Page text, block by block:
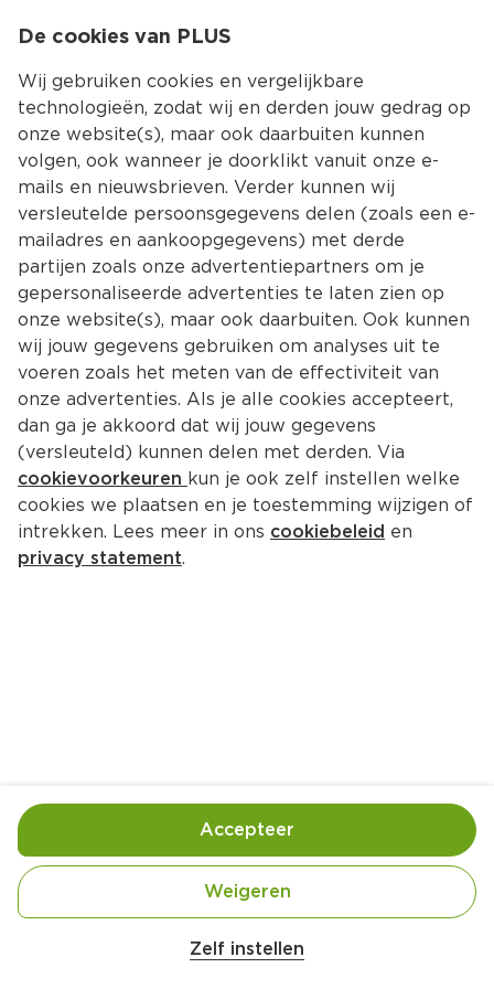
Kies jouw
Terug Producten
Nature Valley Protein chocolade
& cranberry repen
Handige informatie over dit product
Vegetarisch
De cookies van PLUS
Wij gebruiken cookies en vergelijkbare
technologieën, zodat wij en derden jouw gedrag op
onze website(s), maar ook daarbuiten kunnen
volgen, ook wanneer je doorklikt vanuit onze e-
mails en nieuwsbrieven. Verder kunnen wij
versleutelde persoonsgegevens delen (zoals een e-
mailadres en aankoopgegevens) met derde
partijen zoals onze advertentiepartners om je
gepersonaliseerde advertenties te laten zien op
onze website(s), maar ook daarbuiten. Ook kunnen
wij jouw gegevens gebruiken om analyses uit te
voeren zoals het meten van de effectiviteit van
onze advertenties. Als je alle cookies accepteert,
dan ga je akkoord dat wij jouw gegevens
(versleuteld) kunnen delen met derden. Via
cookievoorkeuren kun je ook zelf instellen welke
cookies we plaatsen en je toestemming wijzigen of
intrekken. Lees meer in ons cookiebeleid en
privacy statement.
Zelf instellen
Weigeren
Accepteer